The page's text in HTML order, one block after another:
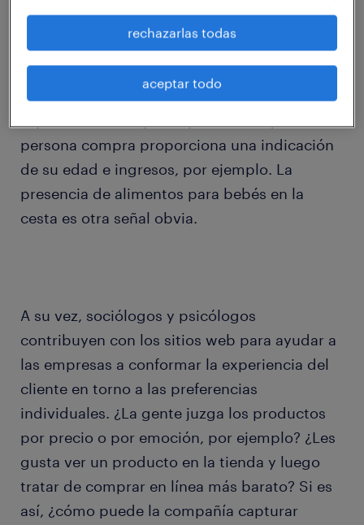
compra de sus clientes. "¿Cuántas 'comidas
para uno' deberíamos estar vendiendo en una
tienda en particular o cuál es el impacto de
una promoción en las ventas de un producto
persona compra proporciona una indicación
de su edad e ingresos, por ejemplo. La
presencia de alimentos para bebés en la
cesta es otra señal obvia.
A su vez, sociólogos y psicólogos
contribuyen con los sitios web para ayudar a
las empresas a conformar la experiencia del
cliente en torno a las preferencias
individuales. ¿La gente juzga los productos
por precio o por emoción, por ejemplo? ¿Les
gusta ver un producto en la tienda y luego
tratar de comprar en línea más barato? Si es
así, ¿cómo puede la compañía capturar
rechazarlas todas
aceptar todo